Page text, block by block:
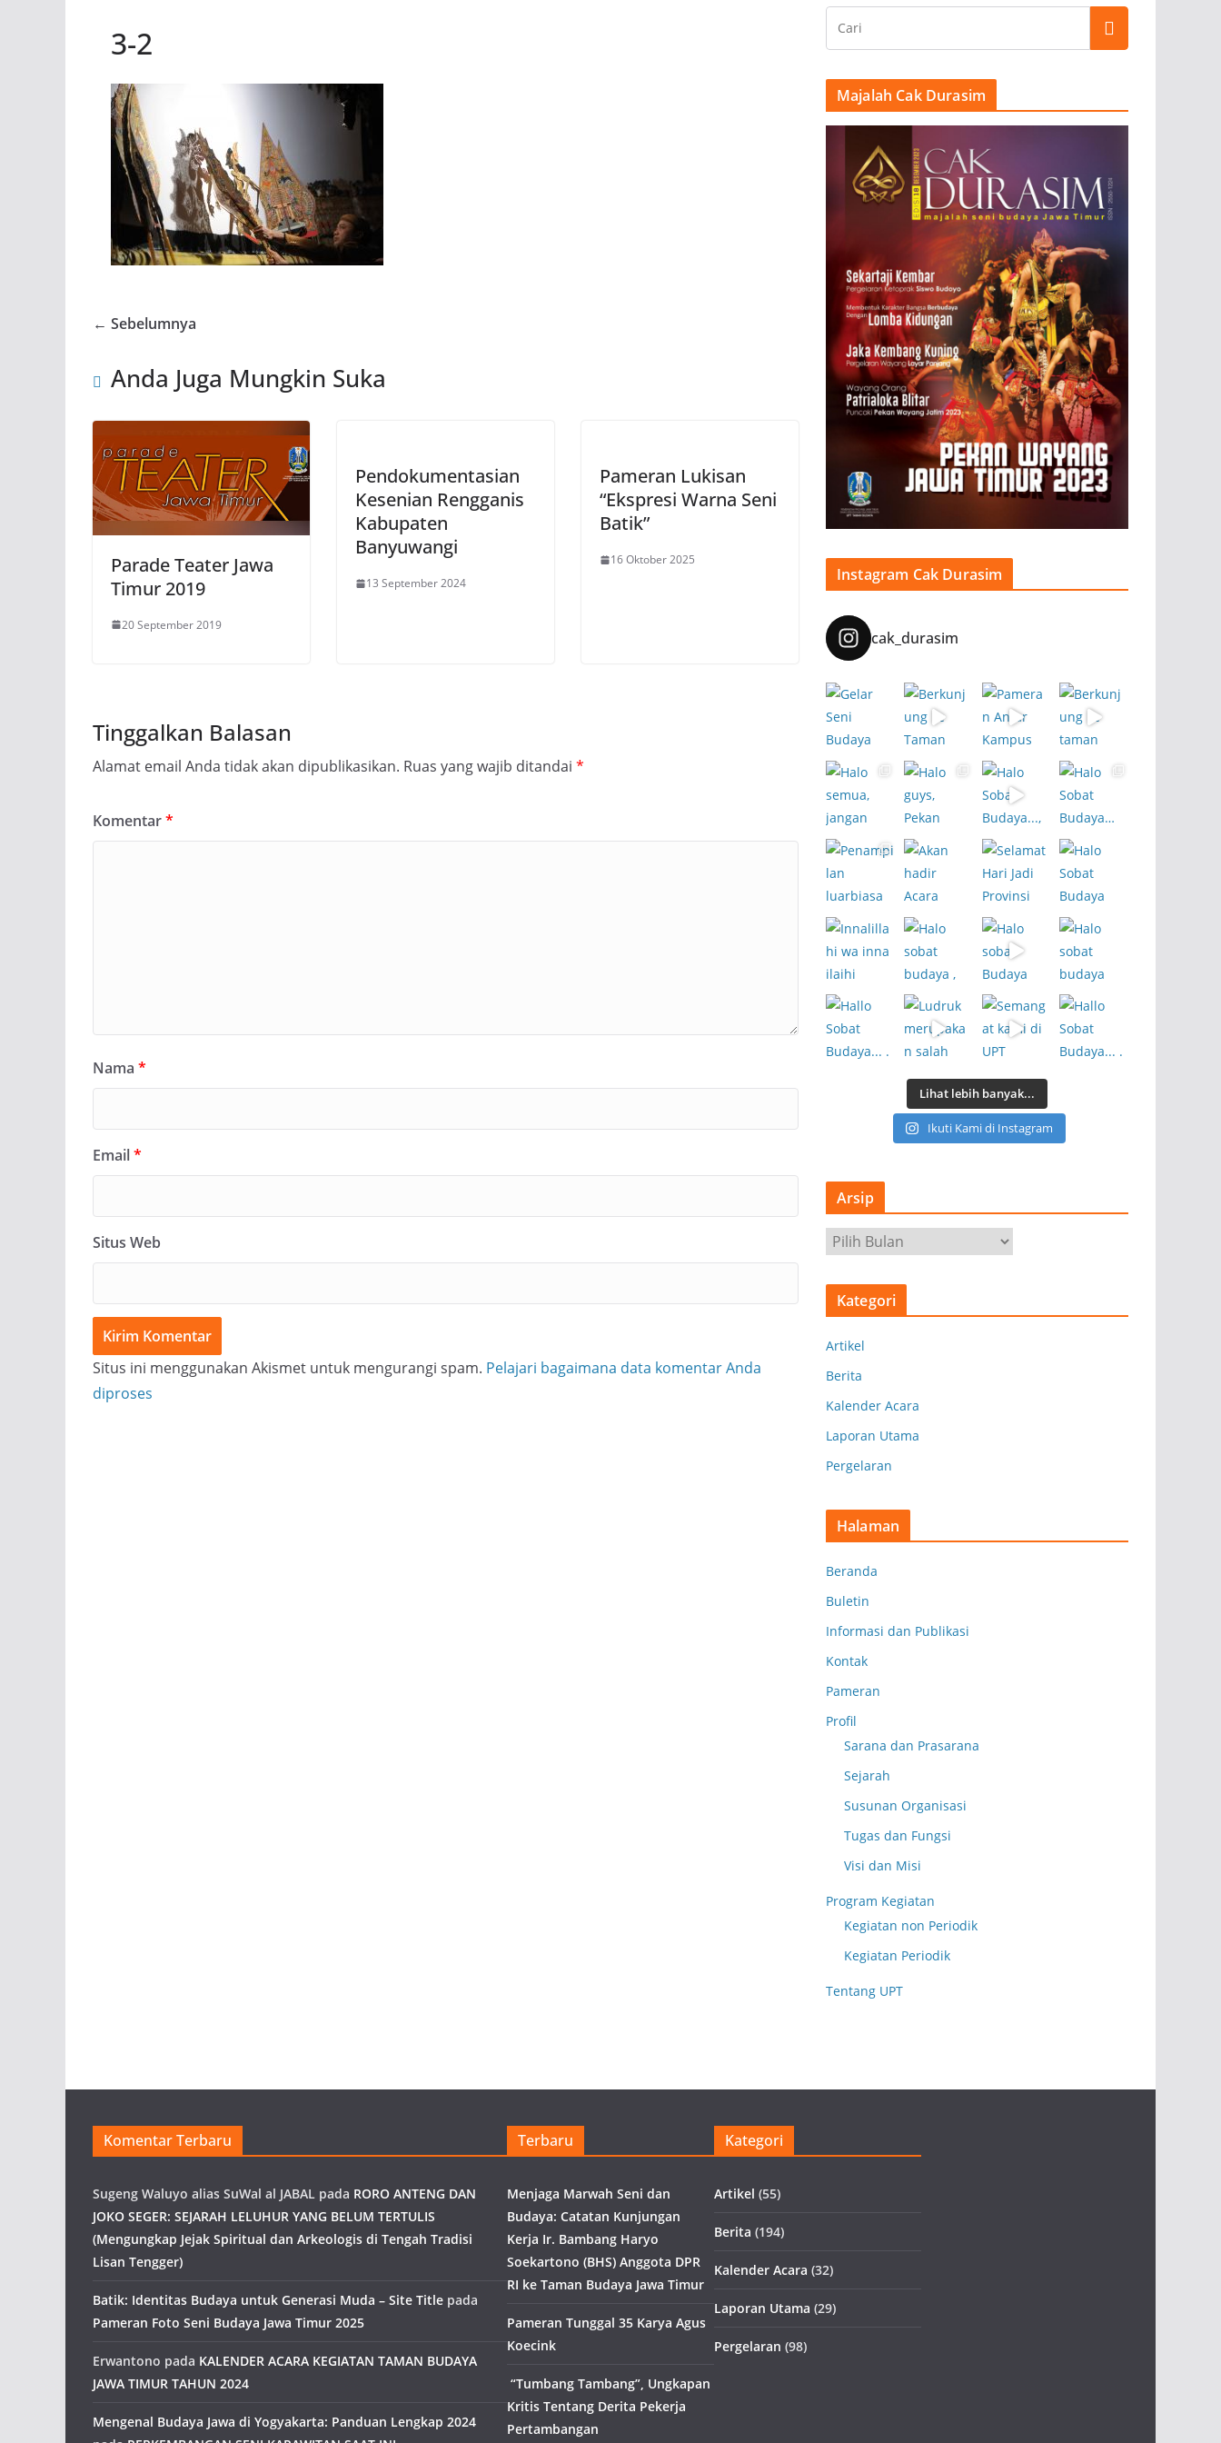
3-2
← Sebelumnya
Anda Juga Mungkin Suka
Parade Teater Jawa
Timur 2019
20 September 2019
Pendokumentasian
Kesenian Rengganis
Kabupaten
Banyuwangi
13 September 2024
Pameran Lukisan
“Ekspresi Warna Seni
Batik”
16 Oktober 2025
Tinggalkan Balasan
Alamat email Anda tidak akan dipublikasikan. Ruas yang wajib ditandai *
Komentar*
Nama *
Email*
Situs Web
Situs ini menggunakan Akismet untuk mengurangi spam. Pelajari bagaimana data komentar Anda
diproses
Majalah Cak Durasim
Instagram Cak Durasim
cak_durasim
Lihat lebih banyak...
Ikuti Kami di Instagram
Arsip
r
s
Kategori
Artikel
Berita
Kalender Acara
Laporan Utama
Pergelaran
Halaman
Beranda
Buletin
Informasi dan Publikasi
Kontak
Pameran
Profil
Sarana dan Prasarana
Sejarah
Susunan Organisasi
Tugas dan Fungsi
Visi dan Misi
Program Kegiatan
Kegiatan non Periodik
Kegiatan Periodik
Tentang UPT
Komentar Terbaru
Sugeng Waluyo alias SuWal al JABAL pada RORO ANTENG DAN
JOKO SEGER: SEJARAH LELUHUR YANG BELUM TERTULIS
(Mengungkap Jejak Spiritual dan Arkeologis di Tengah Tradisi
Lisan Tengger)
Batik: Identitas Budaya untuk Generasi Muda – Site Title pada
Pameran Foto Seni Budaya Jawa Timur 2025
Erwantono pada KALENDER ACARA KEGIATAN TAMAN BUDAYA
JAWA TIMUR TAHUN 2024
Mengenal Budaya Jawa di Yogyakarta: Panduan Lengkap 2024
Terbaru
Menjaga Marwah Seni dan
Budaya: Catatan Kunjungan
Kerja Ir. Bambang Haryo
Soekartono (BHS) Anggota DPR
RI ke Taman Budaya Jawa Timur
Pameran Tunggal 35 Karya Agus
Koecink
“Tumbang Tambang”, Ungkapan
Kritis Tentang Derita Pekerja
Pertambangan
Kategori
Artikel (55)
Berita (194)
Kalender Acara (32)
Laporan Utama (29)
Pergelaran (98)